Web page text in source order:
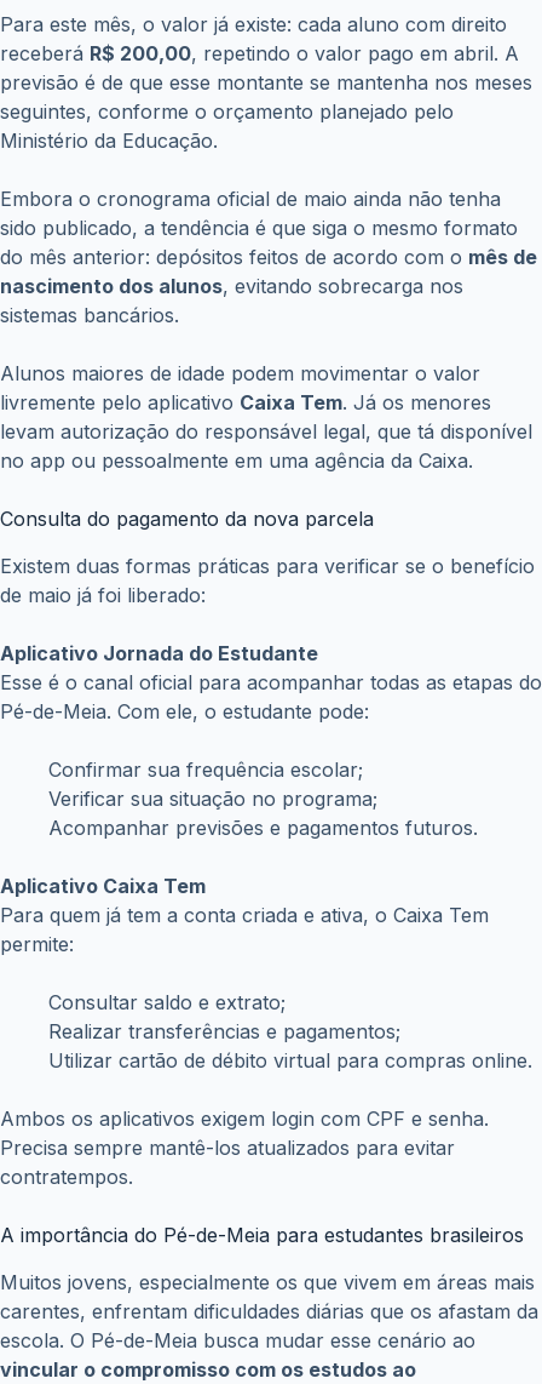
Para este mês, o valor já existe: cada aluno com direito
receberá R$ 200,00, repetindo o valor pago em abril. A
previsão é de que esse montante se mantenha nos meses
seguintes, conforme o orçamento planejado pelo
Ministério da Educação.
Embora o cronograma oficial de maio ainda não tenha
sido publicado, a tendência é que siga o mesmo formato
do mês anterior: depósitos feitos de acordo com o mês de
nascimento dos alunos, evitando sobrecarga nos
sistemas bancários.
Alunos maiores de idade podem movimentar o valor
livremente pelo aplicativo Caixa Tem. Já os menores
levam autorização do responsável legal, que tá disponível
no app ou pessoalmente em uma agência da Caixa.
Consulta do pagamento da nova parcela
Existem duas formas práticas para verificar se o benefício
de maio já foi liberado:
Aplicativo Jornada do Estudante
Esse é o canal oficial para acompanhar todas as etapas do
Pé-de-Meia. Com ele, o estudante pode:
Confirmar sua frequência escolar;
Verificar sua situação no programa;
Acompanhar previsões e pagamentos futuros.
Aplicativo Caixa Tem
Para quem já tem a conta criada e ativa, o Caixa Tem
permite:
Consultar saldo e extrato;
Realizar transferências e pagamentos;
Utilizar cartão de débito virtual para compras online.
Ambos os aplicativos exigem login com CPF e senha.
Precisa sempre mantê-los atualizados para evitar
contratempos.
A importância do Pé-de-Meia para estudantes brasileiros
Muitos jovens, especialmente os que vivem em áreas mais
carentes, enfrentam dificuldades diárias que os afastam da
escola. O Pé-de-Meia busca mudar esse cenário ao
vincular o compromisso com os estudos ao